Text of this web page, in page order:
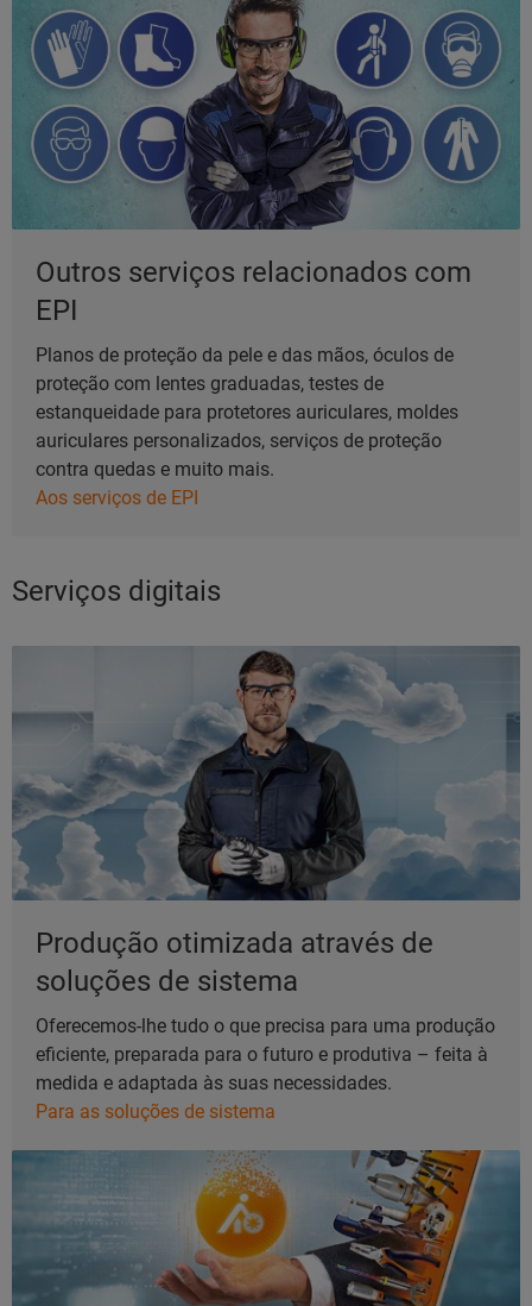
Outros serviços relacionados com
EPI
Planos de proteção da pele e das mãos, óculos de
proteção com lentes graduadas, testes de
estanqueidade para protetores auriculares, moldes
auriculares personalizados, serviços de proteção
contra quedas e muito mais.
Aos serviços de EPI
Serviços digitais
Produção otimizada através de
soluções de sistema
Oferecemos-lhe tudo o que precisa para uma produção
eficiente, preparada para o futuro e produtiva – feita à
medida e adaptada às suas necessidades.
Para as soluções de sistema